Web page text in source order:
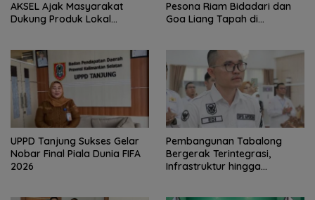
AKSEL Ajak Masyarakat
Dukung Produk Lokal
Pesona Riam Bidadari dan
Goa Liang Tapah di
UPPD Tanjung Sukses Gelar
Nobar Final Piala Dunia FIFA
2026
Pembangunan Tabalong
Bergerak Terintegrasi,
Infrastruktur hingga